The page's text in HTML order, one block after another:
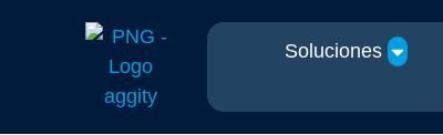
Soluciones